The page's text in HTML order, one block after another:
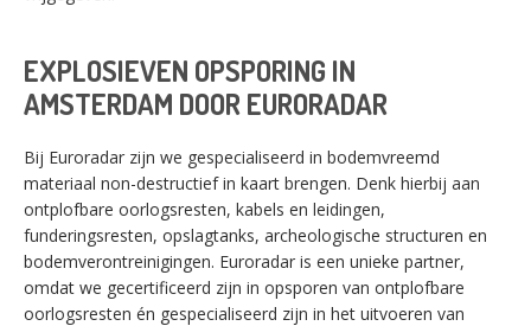
EXPLOSIEVEN OPSPORING IN
AMSTERDAM DOOR EURORADAR
Bij Euroradar zijn we gespecialiseerd in bodemvreemd
materiaal non-destructief in kaart brengen. Denk hierbij aan
ontplofbare oorlogsresten, kabels en leidingen,
funderingsresten, opslagtanks, archeologische structuren en
bodemverontreinigingen. Euroradar is een unieke partner,
omdat we gecertificeerd zijn in opsporen van ontplofbare
oorlogsresten én gespecialiseerd zijn in het uitvoeren van